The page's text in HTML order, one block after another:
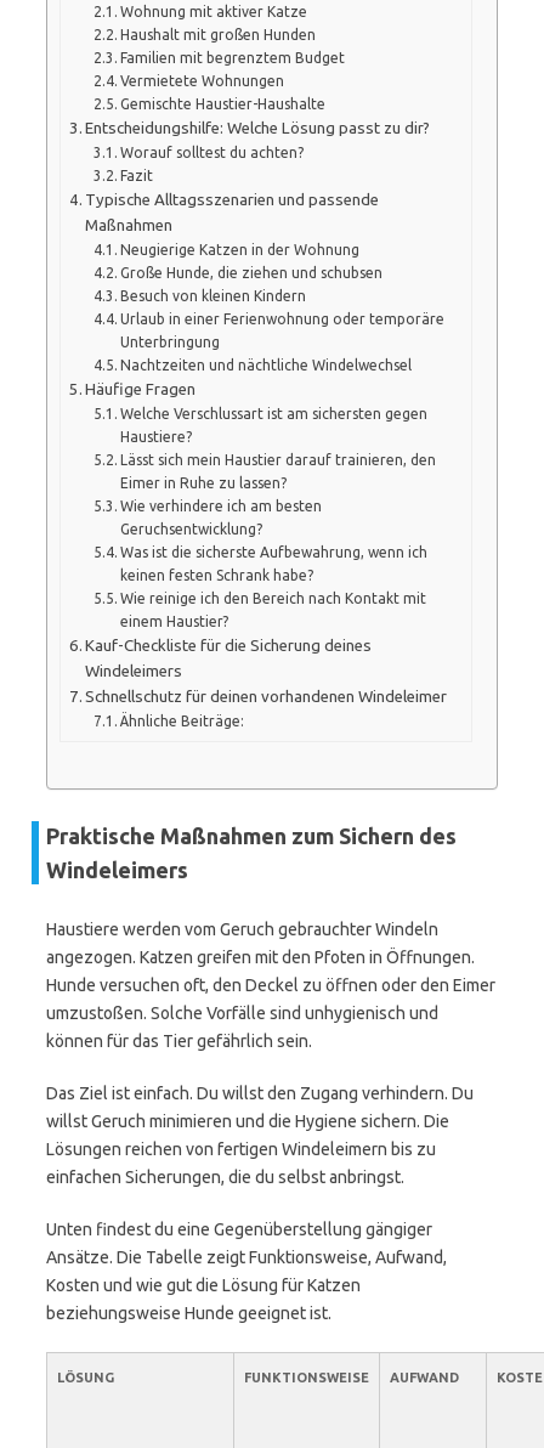
Wohnung mit aktiver Katze
Haushalt mit großen Hunden
Familien mit begrenztem Budget
Vermietete Wohnungen
Gemischte Haustier-Haushalte
Entscheidungshilfe: Welche Lösung passt zu dir?
Worauf solltest du achten?
Fazit
Typische Alltagsszenarien und passende
Maßnahmen
Neugierige Katzen in der Wohnung
Große Hunde, die ziehen und schubsen
Besuch von kleinen Kindern
Urlaub in einer Ferienwohnung oder temporäre
Unterbringung
Nachtzeiten und nächtliche Windelwechsel
Häufige Fragen
Welche Verschlussart ist am sichersten gegen
Haustiere?
Lässt sich mein Haustier darauf trainieren, den
Eimer in Ruhe zu lassen?
Wie verhindere ich am besten
Geruchsentwicklung?
Was ist die sicherste Aufbewahrung, wenn ich
keinen festen Schrank habe?
Wie reinige ich den Bereich nach Kontakt mit
einem Haustier?
Kauf-Checkliste für die Sicherung deines
Windeleimers
Schnellschutz für deinen vorhandenen Windeleimer
Ähnliche Beiträge:
Praktische Maßnahmen zum Sichern des
Windeleimers
Haustiere werden vom Geruch gebrauchter Windeln
angezogen. Katzen greifen mit den Pfoten in Öffnungen.
Hunde versuchen oft, den Deckel zu öffnen oder den Eimer
umzustoßen. Solche Vorfälle sind unhygienisch und
können für das Tier gefährlich sein.
Das Ziel ist einfach. Du willst den Zugang verhindern. Du
willst Geruch minimieren und die Hygiene sichern. Die
Lösungen reichen von fertigen Windeleimern bis zu
einfachen Sicherungen, die du selbst anbringst.
Unten findest du eine Gegenüberstellung gängiger
Ansätze. Die Tabelle zeigt Funktionsweise, Aufwand,
Kosten und wie gut die Lösung für Katzen
beziehungsweise Hunde geeignet ist.
LÖSUNG FUNKTIONSWEISE AUFWAND